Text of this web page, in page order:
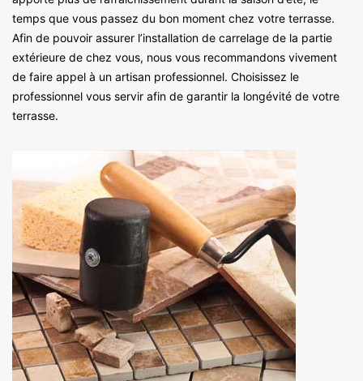
temps que vous passez du bon moment chez votre terrasse.
Afin de pouvoir assurer l’installation de carrelage de la partie
extérieure de chez vous, nous vous recommandons vivement
de faire appel à un artisan professionnel. Choisissez le
professionnel vous servir afin de garantir la longévité de votre
terrasse.